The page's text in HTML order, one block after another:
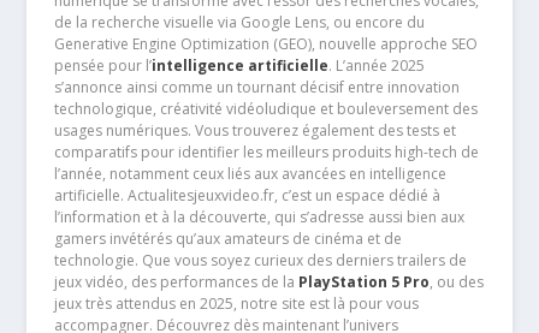
de la recherche visuelle via Google Lens, ou encore du
Generative Engine Optimization (GEO), nouvelle approche SEO
pensée pour l’intelligence artificielle. L’année 2025
s’annonce ainsi comme un tournant décisif entre innovation
technologique, créativité vidéoludique et bouleversement des
usages numériques. Vous trouverez également des tests et
comparatifs pour identifier les meilleurs produits high-tech de
l’année, notamment ceux liés aux avancées en intelligence
artificielle. Actualitesjeuxvideo.fr, c’est un espace dédié à
l’information et à la découverte, qui s’adresse aussi bien aux
gamers invétérés qu’aux amateurs de cinéma et de
technologie. Que vous soyez curieux des derniers trailers de
jeux vidéo, des performances de la PlayStation 5 Pro, ou des
jeux très attendus en 2025, notre site est là pour vous
accompagner. Découvrez dès maintenant l’univers